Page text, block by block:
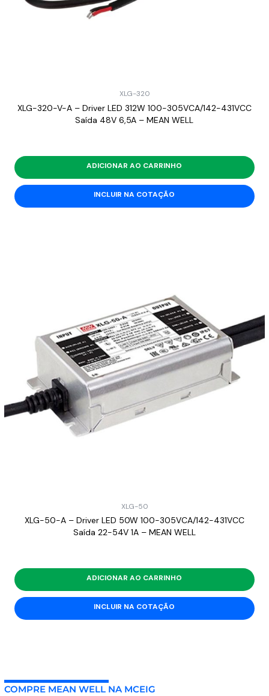
XLG-320
XLG-320-V-A – Driver LED 312W 100-305VCA/142-431VCC
Saída 48V 6,5A – MEAN WELL
ADICIONAR AO CARRINHO
INCLUIR NA COTAÇÃO
XLG-50
XLG-50-A – Driver LED 50W 100-305VCA/142-431VCC
Saída 22-54V 1A – MEAN WELL
ADICIONAR AO CARRINHO
INCLUIR NA COTAÇÃO
COMPRE MEAN WELL NA MCEIG